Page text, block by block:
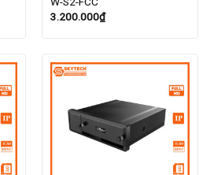
3.200.000₫